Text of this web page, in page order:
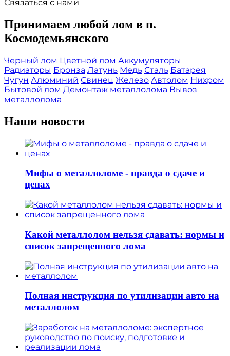
Связаться с нами
Принимаем любой лом в п.
Космодемьянского
Черный лом Цветной лом Аккумуляторы
Радиаторы Бронза Латунь Медь Сталь Батарея
Чугун Алюминий Свинец Железо Автолом Нихром
Бытовой лом Демонтаж металлолома Вывоз
металлолома
Наши новости
Мифы о металлоломе - правда о сдаче и
ценах
Какой металлолом нельзя сдавать: нормы и
список запрещенного лома
Полная инструкция по утилизации авто на
металлолом